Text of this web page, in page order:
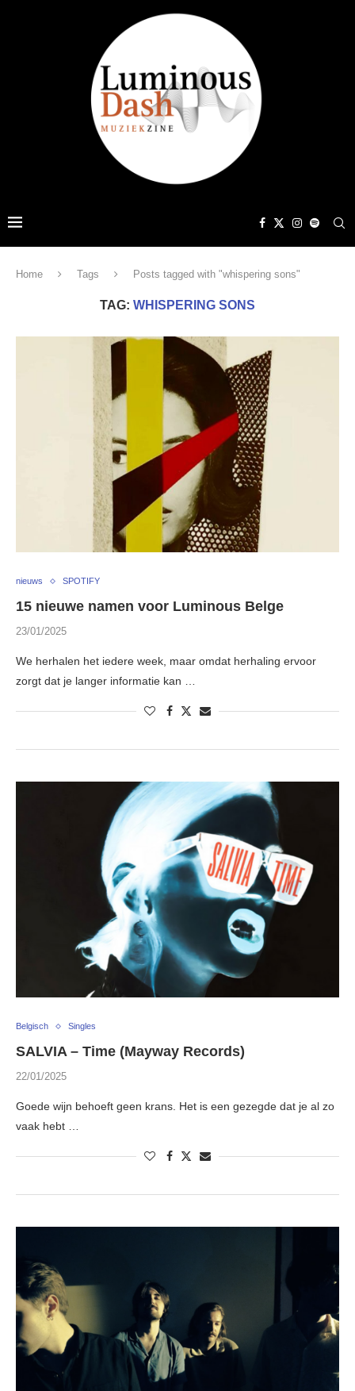
Home Tags Posts tagged with "whispering sons"
TAG: WHISPERING SONS
nieuws SPOTIFY
15 nieuwe namen voor Luminous Belge
23/01/2025
We herhalen het iedere week, maar omdat herhaling ervoor
zorgt dat je langer informatie kan …
Belgisch Singles
SALVIA – Time (Mayway Records)
22/01/2025
Goede wijn behoeft geen krans. Het is een gezegde dat je al zo
vaak hebt …